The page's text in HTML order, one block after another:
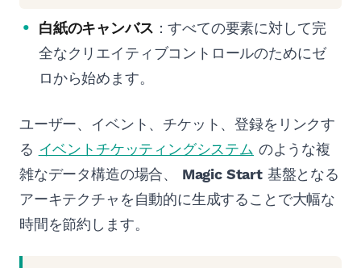
白紙のキャンバス ：すべての要素に対して完
全なクリエイティブコントロールのためにゼ
ロから始めます。
ユーザー、イベント、チケット、登録をリンクす
る イベントチケッティングシステム のような複
雑なデータ構造の場合、 Magic Start基盤となる
アーキテクチャを自動的に生成することで大幅な
時間を節約します。